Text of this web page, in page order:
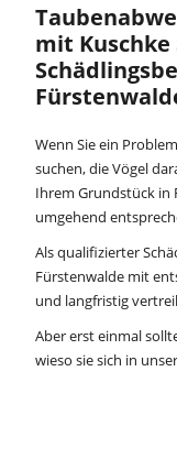
mit Kuschke
Wenn Sie ein
suchen, die Vögel
Ihrem Grundstück in
umgehend
Als qualifizierter
Fürstenwalde mit
und langfristig
Aber erst einmal
wieso sie sich in